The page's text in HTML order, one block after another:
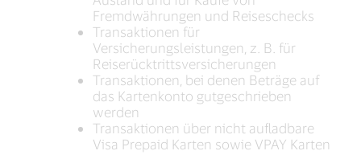
Fremdwährungen und Reiseschecks
Transaktionen für
Versicherungsleistungen, z. B. für
Reiserücktrittsversicherungen
Transaktionen, bei denen Beträge auf
das Kartenkonto gutgeschrieben
werden
Transaktionen über nicht aufladbare
Visa Prepaid Karten sowie VPAY Karten